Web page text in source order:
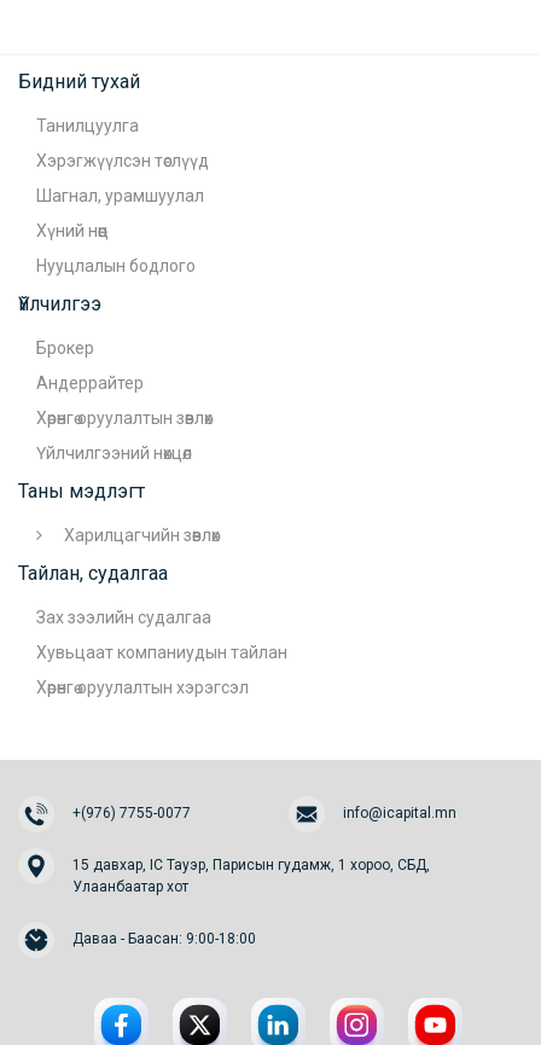
Бидний тухай
Танилцуулга
Хэрэгжүүлсэн төслүүд
Шагнал, урамшуулал
Хүний нөөц
Нууцлалын бодлого
Үйлчилгээ
Брокер
Андеррайтер
Хөрөнгө оруулалтын зөвлөх
Үйлчилгээний нөхцөл
Таны мэдлэгт
Харилцагчийн зөвлөх
Тайлан, судалгаа
Зах зээлийн судалгаа
Хувьцаат компаниудын тайлан
Хөрөнгө оруулалтын хэрэгсэл
+(976) 7755-0077 info@icapital.mn
15 давхар, IC Тауэр, Парисын гудамж, 1 хороо, СБД,
Улаанбаатар хот
Даваа - Баасан: 9:00-18:00